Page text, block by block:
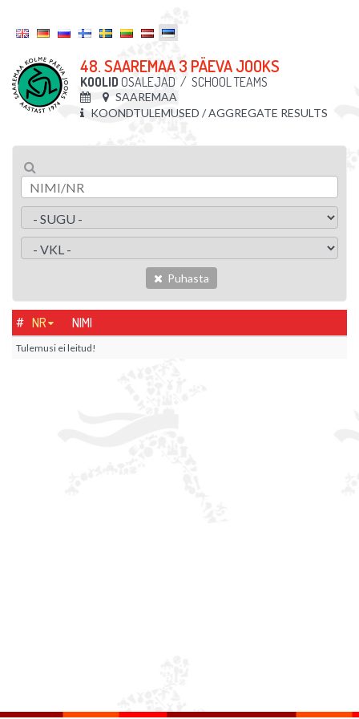
48. SAAREMAA 3 PÄEVA JOOKS
KOOLID OSALEJAD / SCHOOL TEAMS
SAAREMAA
KOONDTULEMUSED / AGGREGATE RESULTS
Puhasta
# NR NIMI
Tulemusi ei leitud!